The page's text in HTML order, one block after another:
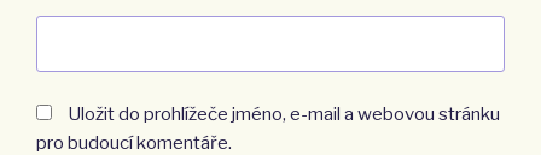
Uložit do prohlížeče jméno, e-mail a webovou stránku
pro budoucí komentáře.